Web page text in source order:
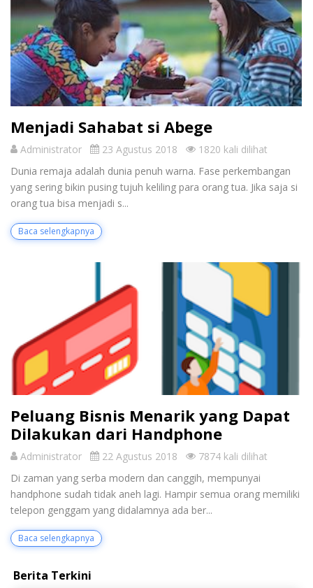
Menjadi Sahabat si Abege
Administrator 23 Agustus 2018
1820 kali dilihat
Dunia remaja adalah dunia penuh warna. Fase perkembangan
yang sering bikin pusing tujuh keliling para orang tua. Jika saja si
orang tua bisa menjadi s...
Baca selengkapnya
Peluang Bisnis Menarik yang Dapat
Dilakukan dari Handphone
Administrator 22 Agustus 2018
7874 kali dilihat
Di zaman yang serba modern dan canggih, mempunyai
handphone sudah tidak aneh lagi. Hampir semua orang memiliki
telepon genggam yang didalamnya ada ber...
Baca selengkapnya
Berita Terkini